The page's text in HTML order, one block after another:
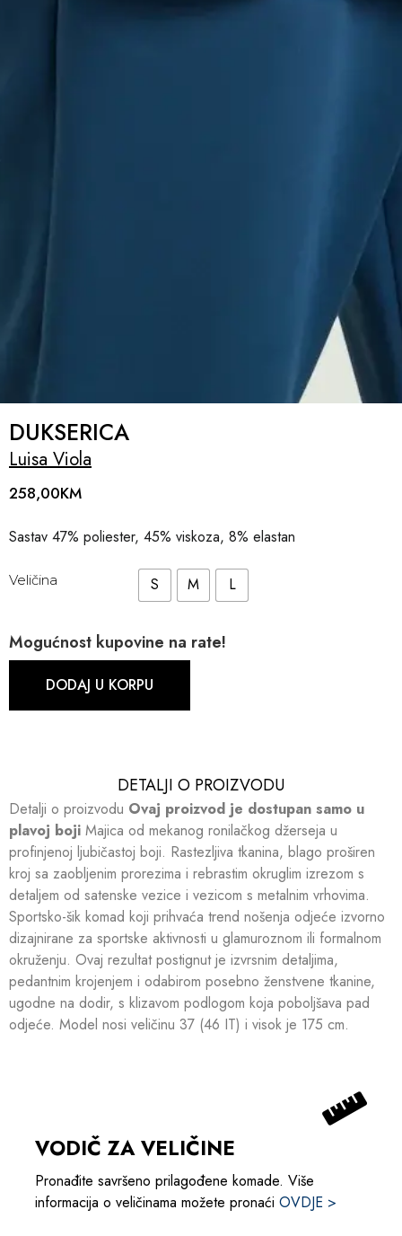
DUKSERICA
Luisa Viola
258,00KM
Sastav 47% poliester, 45% viskoza, 8% elastan
Veličina S M L
Mogućnost kupovine na rate!
DODAJ U KORPU
DETALJI O PROIZVODU​​
Detalji o proizvodu Ovaj proizvod je dostupan samo u
plavoj boji Majica od mekanog ronilačkog džerseja u
profinjenoj ljubičastoj boji. Rastezljiva tkanina, blago proširen
kroj sa zaobljenim prorezima i rebrastim okruglim izrezom s
detaljem od satenske vezice i vezicom s metalnim vrhovima.
Sportsko-šik komad koji prihvaća trend nošenja odjeće izvorno
dizajnirane za sportske aktivnosti u glamuroznom ili formalnom
okruženju. Ovaj rezultat postignut je izvrsnim detaljima,
pedantnim krojenjem i odabirom posebno ženstvene tkanine,
ugodne na dodir, s klizavom podlogom koja poboljšava pad
odjeće. Model nosi veličinu 37 (46 IT) i visok je 175 cm.
VODIČ ZA VELIČINE
Pronađite savršeno prilagođene komade. Više
informacija o veličinama možete pronaći OVDJE >